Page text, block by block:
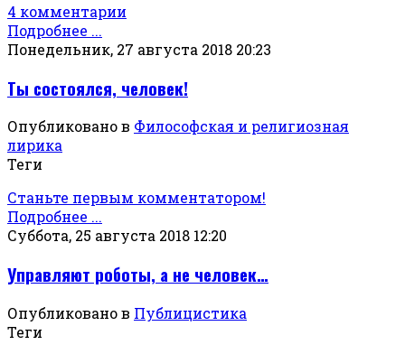
4 комментарии
Подробнее ...
Понедельник, 27 августа 2018 20:23
Ты состоялся, человек!
Опубликовано в Философская и религиозная
лирика
Теги
Станьте первым комментатором!
Подробнее ...
Суббота, 25 августа 2018 12:20
Управляют роботы, а не человек…
Опубликовано в Публицистика
Теги